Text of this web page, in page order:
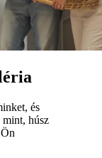
és
mint, húsz